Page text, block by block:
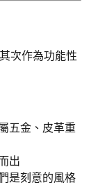
次作為功能性
五金、皮革重
出
是刻意的風格